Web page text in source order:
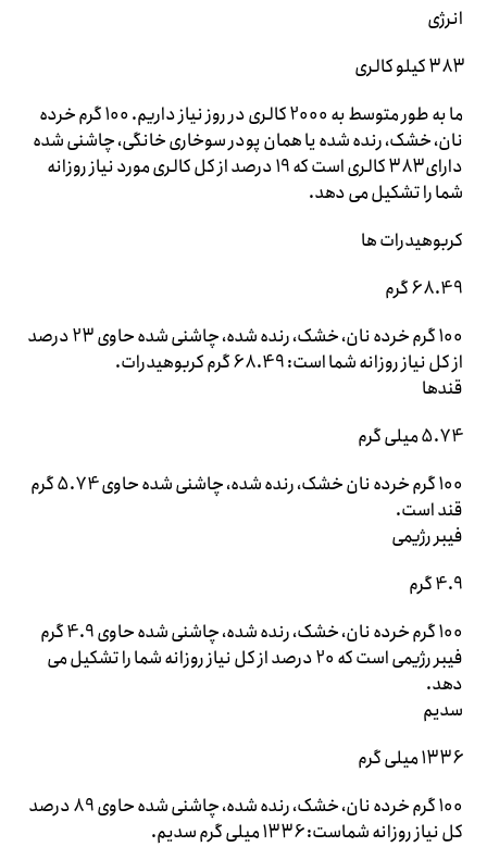
انرژی
383 کیلو کالری
ما به طور متوسط ​​به 2000 کالری در روز نیاز داریم. 100 گرم خرده
نان، خشک، رنده شده یا همان پودر سوخاری خانگی، چاشنی شده
دارای 383 کالری است که 19 درصد از کل کالری مورد نیاز روزانه
شما را تشکیل می دهد.
کربوهیدرات ها
68.49 گرم
100 گرم خرده نان، خشک، رنده شده، چاشنی شده حاوی 23 درصد
از کل نیاز روزانه شما است: 68.49 گرم کربوهیدرات.
قندها
5.74 میلی گرم
100 گرم خرده نان خشک، رنده شده، چاشنی شده حاوی 5.74 گرم
قند است.
فیبر رژیمی
4.9 گرم
100 گرم خرده نان، خشک، رنده شده، چاشنی شده حاوی 4.9 گرم
فیبر رژیمی است که 20 درصد از کل نیاز روزانه شما را تشکیل می
دهد.
سدیم
1336 میلی گرم
100 گرم خرده نان، خشک، رنده شده، چاشنی شده حاوی 89 درصد
کل نیاز روزانه شماست: 1336 میلی گرم سدیم.